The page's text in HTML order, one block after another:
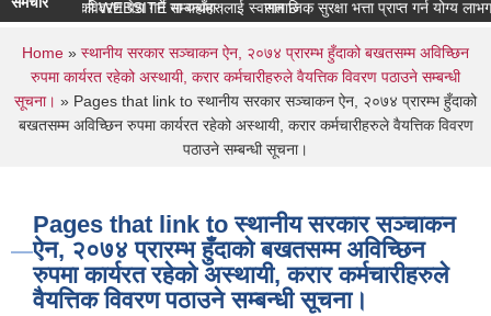
गउँपालिकाको WEBSITE मा यहाँहरुलाई स्वागत छ ।
सम्पत्ति विवरण पेश गर्ने सम्बन्धमा। सामाजिक सुरक्षा भत्ता प्राप्‍त गर्न योग्य
You are here
Home » स्थानीय सरकार सञ्चाकन ऐन, २०७४ प्रारम्भ हुँदाको बखतसम्म अविच्छिन
रुपमा कार्यरत रहेको अस्थायी, करार कर्मचारीहरुले वैयत्तिक विवरण पठाउने सम्बन्धी
सूचना। » Pages that link to स्थानीय सरकार सञ्चाकन ऐन, २०७४ प्रारम्भ हुँदाको
बखतसम्म अविच्छिन रुपमा कार्यरत रहेको अस्थायी, करार कर्मचारीहरुले वैयत्तिक विवरण
पठाउने सम्बन्धी सूचना।
Pages that link to स्थानीय सरकार सञ्चाकन
ऐन, २०७४ प्रारम्भ हुँदाको बखतसम्म अविच्छिन
रुपमा कार्यरत रहेको अस्थायी, करार कर्मचारीहरुले
वैयत्तिक विवरण पठाउने सम्बन्धी सूचना।